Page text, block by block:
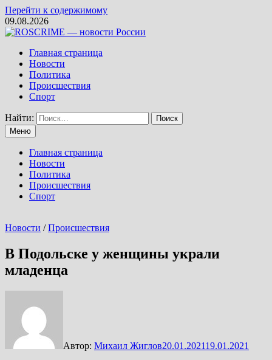
Перейти к содержимому
09.08.2026
Главная страница
Новости
Политика
Происшествия
Спорт
Найти:
Меню
Главная страница
Новости
Политика
Происшествия
Спорт
Новости /Происшествия
В Подольске у женщины украли
младенца
Автор: Михаил Жиглов20.01.202119.01.2021